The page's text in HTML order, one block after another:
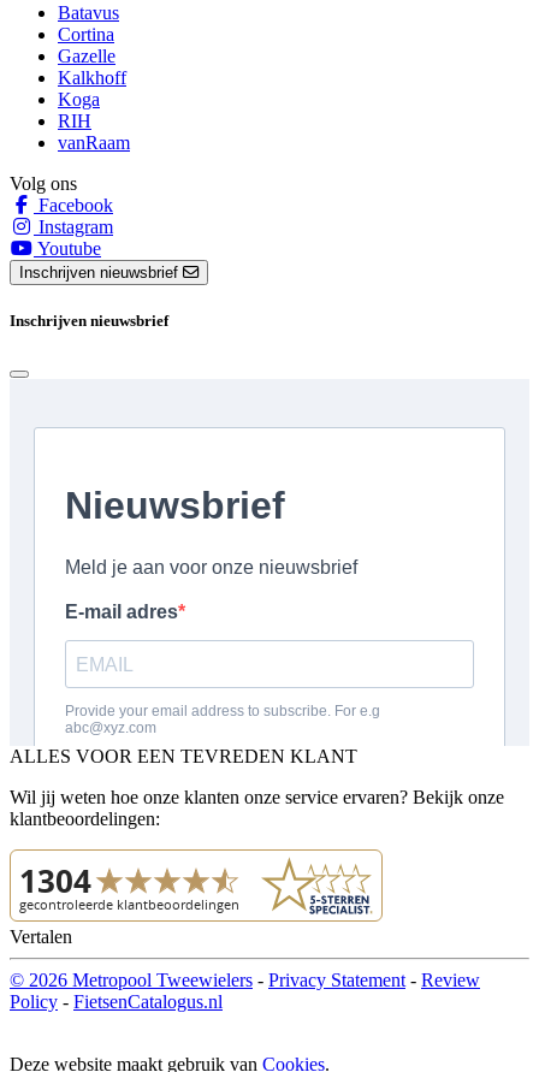
Batavus
Cortina
Gazelle
Kalkhoff
Koga
RIH
vanRaam
Volg ons
Facebook
Instagram
Youtube
Inschrijven nieuwsbrief
Inschrijven nieuwsbrief
ALLES VOOR EEN TEVREDEN KLANT
Wil jij weten hoe onze klanten onze service ervaren? Bekijk onze
klantbeoordelingen:
Vertalen
© 2026 Metropool Tweewielers - Privacy Statement - Review
Policy - FietsenCatalogus.nl
Deze website maakt gebruik van Cookies.